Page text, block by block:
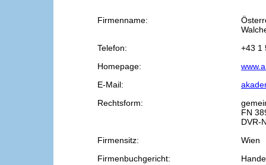
Firmenname:
Telefon:
+43 1
Homepage:
E-Mail:
Rechtsform:
FN
DVR-
Firmensitz:
Wien
Firmenbuchgericht: